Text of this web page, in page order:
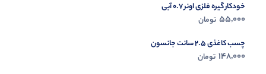
خودکار گیره فلزی اونر 0.7 آبی
55,000 تومان
چسب کاغذی 2.5 سانت جانسون
148,000 تومان